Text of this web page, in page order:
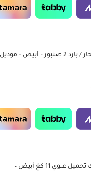
برادة ماء كرافت ستاند حار / بارد 2 صنبور – أبيض – موديل
غسالة كرافت أوتوماتيك تحميل علوي 11 كغ أبيض –